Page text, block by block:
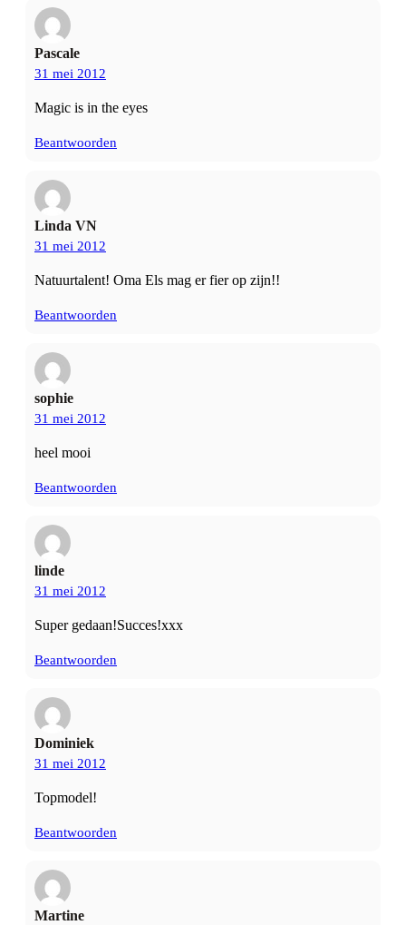
Pascale
31 mei 2012
Magic is in the eyes
Beantwoorden
Linda VN
31 mei 2012
Natuurtalent! Oma Els mag er fier op zijn!!
Beantwoorden
sophie
31 mei 2012
heel mooi
Beantwoorden
linde
31 mei 2012
Super gedaan!Succes!xxx
Beantwoorden
Dominiek
31 mei 2012
Topmodel!
Beantwoorden
Martine